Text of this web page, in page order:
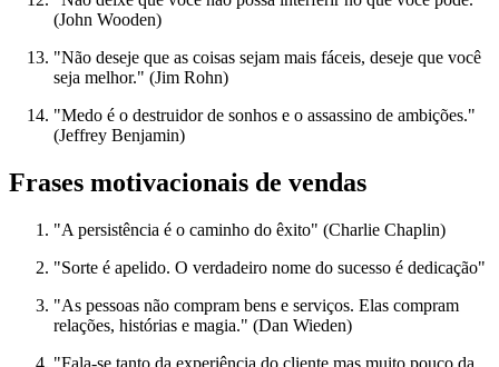
(John Wooden)
"Não deseje que as coisas sejam mais fáceis, deseje que você
seja melhor." (Jim Rohn)
"Medo é o destruidor de sonhos e o assassino de ambições."
(Jeffrey Benjamin)
Frases motivacionais de vendas
"A persistência é o caminho do êxito" (Charlie Chaplin)
"Sorte é apelido. O verdadeiro nome do sucesso é dedicação"
"As pessoas não compram bens e serviços. Elas compram
relações, histórias e magia." (Dan Wieden)
"Fala-se tanto da experiência do cliente mas muito pouco da